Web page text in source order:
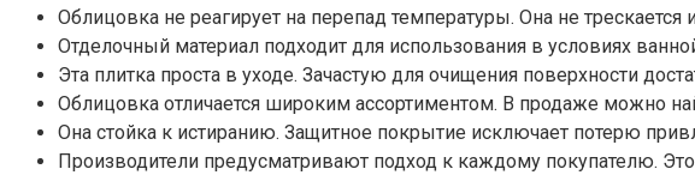
Облицовка не реагирует на перепад температуры. Она не
Отделочный материал подходит для использования в условиях
Эта плитка проста в уходе. Зачастую для очищения поверхности
Облицовка отличается широким ассортиментом. В продаже можно
Она стойка к истиранию. Защитное покрытие исключает потерю
Производители предусматривают подход к каждому покупателю.